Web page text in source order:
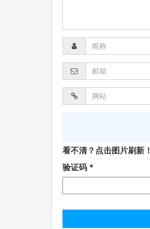
看不清？点击图片刷新！
验证码 *